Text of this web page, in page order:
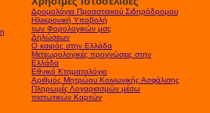
Δρομολόγια Προαστιακού Σιδηρόδρομου
Ηλεκρονική Υποβολή
των Φορολογικών μσς
Δηλώσεων
Ο καιρός στην Ελλάδα
Μετεωρολογικές προγνώσεις στην
Ελλάδα
Εθνικό Κτηματολόγιο
Αριθμός Μητρώου Κοινωνικής Ασφάλισης
Πληρωμές Λογαριασμών μέσω
πιστωτικών Καρτών